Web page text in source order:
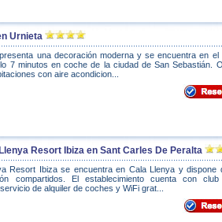
Urnieta
una decoración moderna y se encuentra en el
7 minutos en coche de la ciudad de San Sebastián.
con aire acondicion...
Resort Ibiza en Sant Carles De Peralta
Resort Ibiza se encuentra en Cala Llenya y dispone
compartidos. El establecimiento cuenta con
de alquiler de coches y WiFi grat...